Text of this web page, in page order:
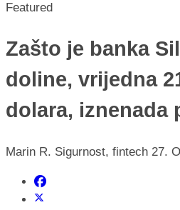
Featured
Zašto je banka
doline, vrijedna
dolara, iznenada
Marin R. Sigurnost, fintech 27.